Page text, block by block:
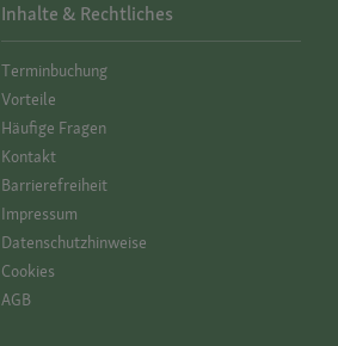
Inhalte & Rechtliches
Termin­buchung
Vorteile
Häufige Fragen
Kontakt
Barrierefreiheit
Impressum
Datenschutz­hinweise
Cookies
AGB